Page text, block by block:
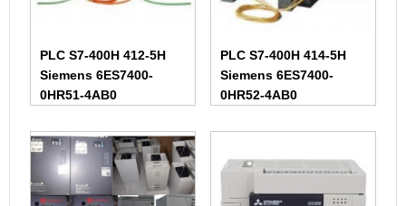
PLC S7-400H 412-5H
Siemens 6ES7400-
0HR51-4AB0
PLC S7-400H 414-5H
Siemens 6ES7400-
0HR52-4AB0